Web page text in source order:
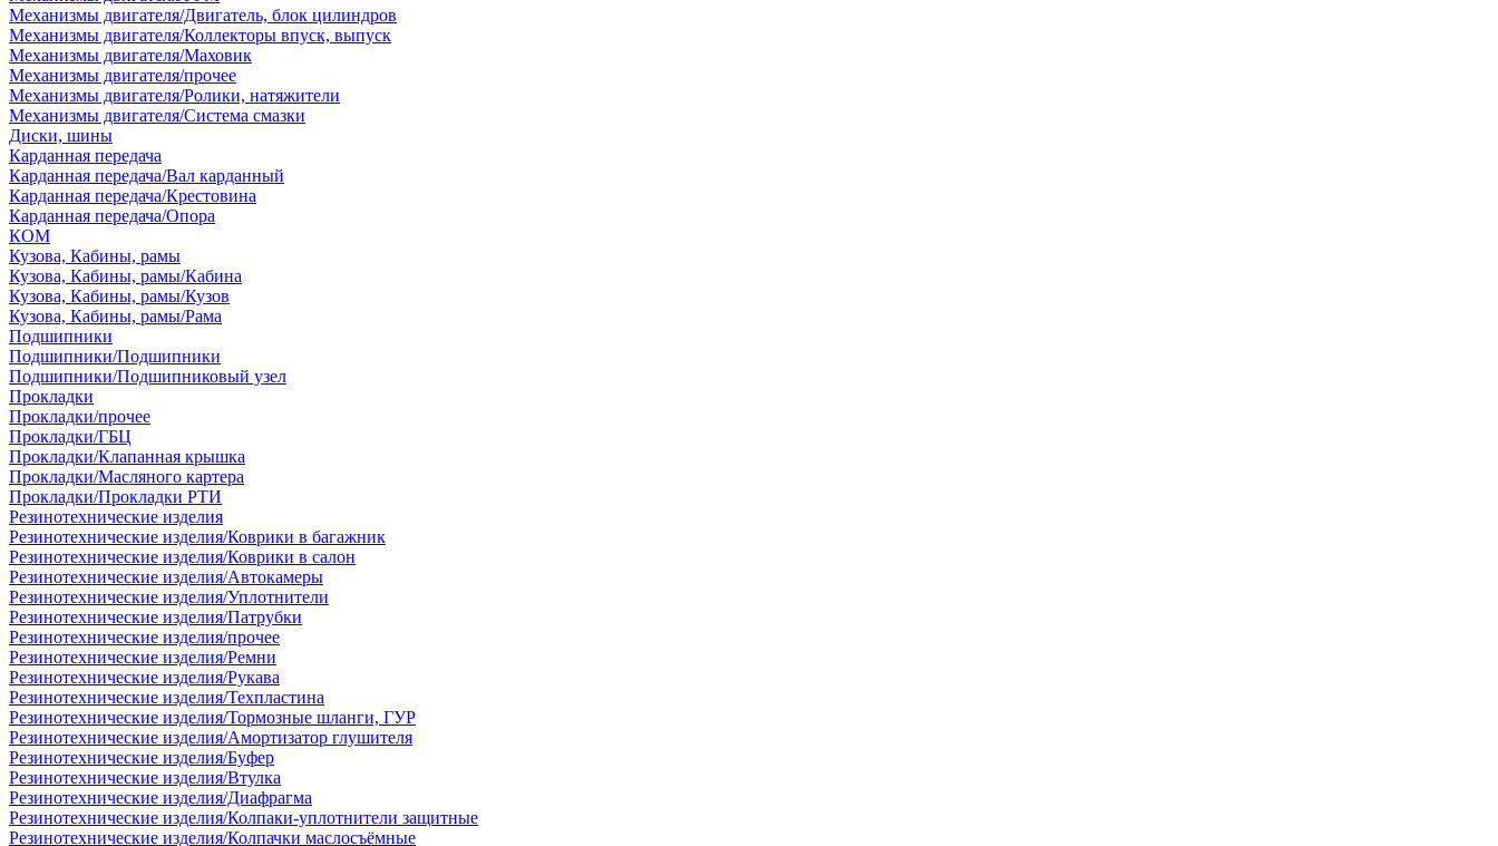
Механизмы двигателя/Двигатель, блок цилиндров
Механизмы двигателя/Коллекторы впуск, выпуск
Механизмы двигателя/Маховик
Механизмы двигателя/прочее
Механизмы двигателя/Ролики, натяжители
Механизмы двигателя/Система смазки
Диски, шины
Карданная передача
Карданная передача/Вал карданный
Карданная передача/Крестовина
Карданная передача/Опора
КОМ
Кузова, Кабины, рамы
Кузова, Кабины, рамы/Кабина
Кузова, Кабины, рамы/Кузов
Кузова, Кабины, рамы/Рама
Подшипники
Подшипники/Подшипники
Подшипники/Подшипниковый узел
Прокладки
Прокладки/прочее
Прокладки/ГБЦ
Прокладки/Клапанная крышка
Прокладки/Масляного картера
Прокладки/Прокладки РТИ
Резинотехнические изделия
Резинотехнические изделия/Коврики в багажник
Резинотехнические изделия/Коврики в салон
Резинотехнические изделия/Автокамеры
Резинотехнические изделия/Уплотнители
Резинотехнические изделия/Патрубки
Резинотехнические изделия/прочее
Резинотехнические изделия/Ремни
Резинотехнические изделия/Рукава
Резинотехнические изделия/Техпластина
Резинотехнические изделия/Тормозные шланги, ГУР
Резинотехнические изделия/Амортизатор глушителя
Резинотехнические изделия/Буфер
Резинотехнические изделия/Втулка
Резинотехнические изделия/Диафрагма
Резинотехнические изделия/Колпаки-уплотнители защитные
Резинотехнические изделия/Колпачки маслосъёмные